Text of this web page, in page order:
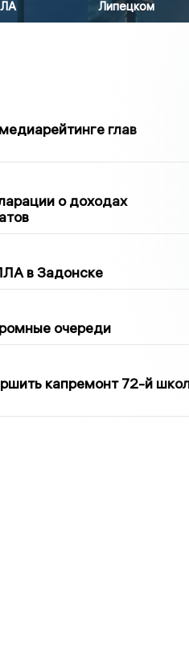
Липецком
глав
о доходах
в Задонске
очереди
капремонт 72-й